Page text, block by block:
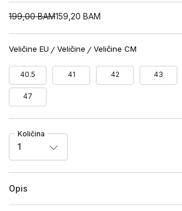
199,00 BAM159,20 BAM
Veličine EU Veličine Veličine CM
40.5 41 42 43
47
Količina
1
Opis